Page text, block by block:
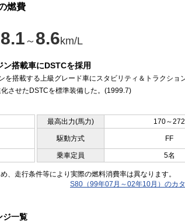
燃費
8.1 ～ 8.6km/L
ン搭載車にDSTCを採用
を搭載する上級グレード車にスタビリティ＆トラクショ
させたDSTCを標準装備した。(1999.7)
最高出力(馬力)
170～272
駆動方式 FF
乗車定員 5名
走行条件等により実際の燃料消費率は異なります。
S80（99年07月～02年10月）のカ
ジ一覧